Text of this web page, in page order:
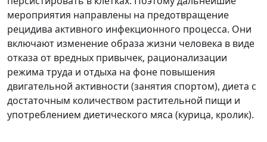
мероприятия направлены на предотвращение
рецидива активного инфекционного процесса. Они
включают изменение образа жизни человека в виде
отказа от вредных привычек, рационализации
режима труда и отдыха на фоне повышения
двигательной активности (занятия спортом), диета с
достаточным количеством растительной пищи и
употреблением диетического мяса (курица, кролик).